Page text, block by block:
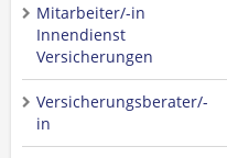
Mitarbeiter/-in
Innendienst
Versicherungen
Versicherungsberater/-
in